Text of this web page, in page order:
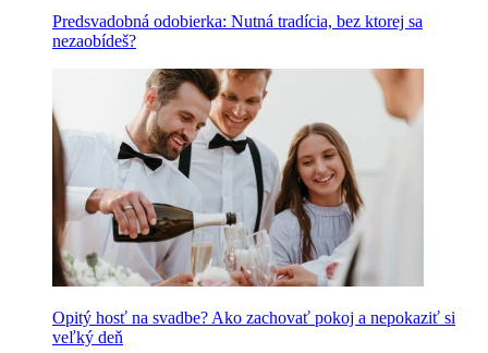
Predsvadobná odobierka: Nutná tradícia, bez ktorej sa
nezaobídeš?
Opitý hosť na svadbe? Ako zachovať pokoj a nepokaziť si
veľký deň